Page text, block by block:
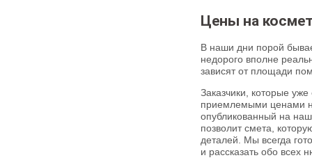
Цены на
В наши дни порой
недорого вполне
зависят от площади
Заказчики, которые
приемлемыми ценами
опубликованный на
позволит смета,
деталей. Мы всегда
и рассказать обо всех